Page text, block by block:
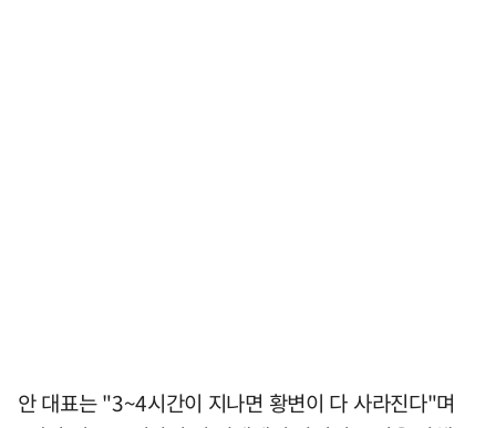
안 대표는 "3~4시간이 지나면 황변이 다 사라진다"며